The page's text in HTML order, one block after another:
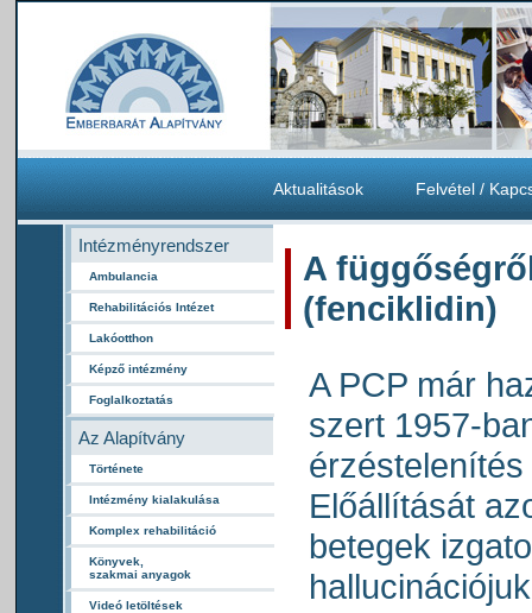
Aktualitások Felvétel /
Intézményrendszer
Ambulancia
Rehabilitációs Intézet
Lakóotthon
Képző intézmény
Foglalkoztatás
Az Alapítvány
Története
Intézmény kialakulása
Komplex rehabilitáció
Könyvek,
szakmai anyagok
Videó letöltések
A
(fenciklidin)
A PCP már
szert 1957-
Előállítását
betegek